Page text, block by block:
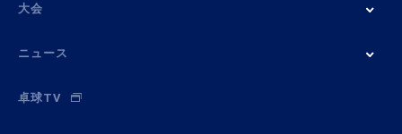
大会
ニュース
卓球TV